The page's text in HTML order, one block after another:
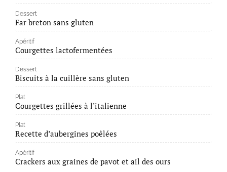
Dessert
Far breton sans gluten
Apéritif
Courgettes lactofermentées
Dessert
Biscuits à la cuillère sans gluten
Plat
Courgettes grillées à l’italienne
Plat
Recette d’aubergines poêlées
Apéritif
Crackers aux graines de pavot et ail des ours